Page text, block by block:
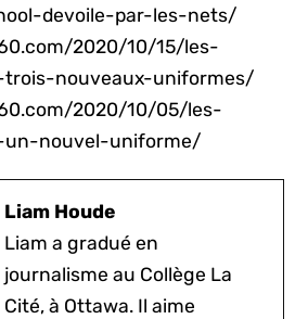
devoile-par-les-nets/
2020/10/15/les-
nouveaux-uniformes/
2020/10/05/les-
un-nouvel-uniforme/
Liam Houde
Liam a gradué en
journalisme au Collège La
Cité, à Ottawa. Il aime